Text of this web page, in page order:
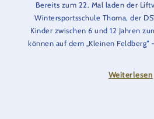
Bereits zum 22. Mal laden der
Wintersportsschule Thoma, der
Kinder zwischen 6 und 12 Jahren
können auf dem „Kleinen
Skilehrern die ersten Versuche
Weiterlesen